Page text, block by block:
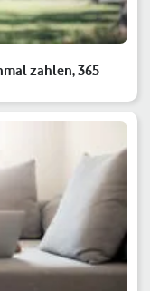
zahlen, 365